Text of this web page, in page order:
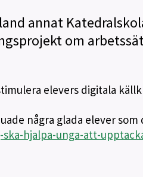
annat
om
elevers digitala
några glada elever som
hjalpa-unga-att-